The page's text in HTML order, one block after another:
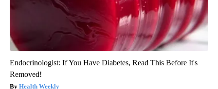
Endocrinologist: If You Have Diabetes, Read This Before It's
Removed!
Health Weekly